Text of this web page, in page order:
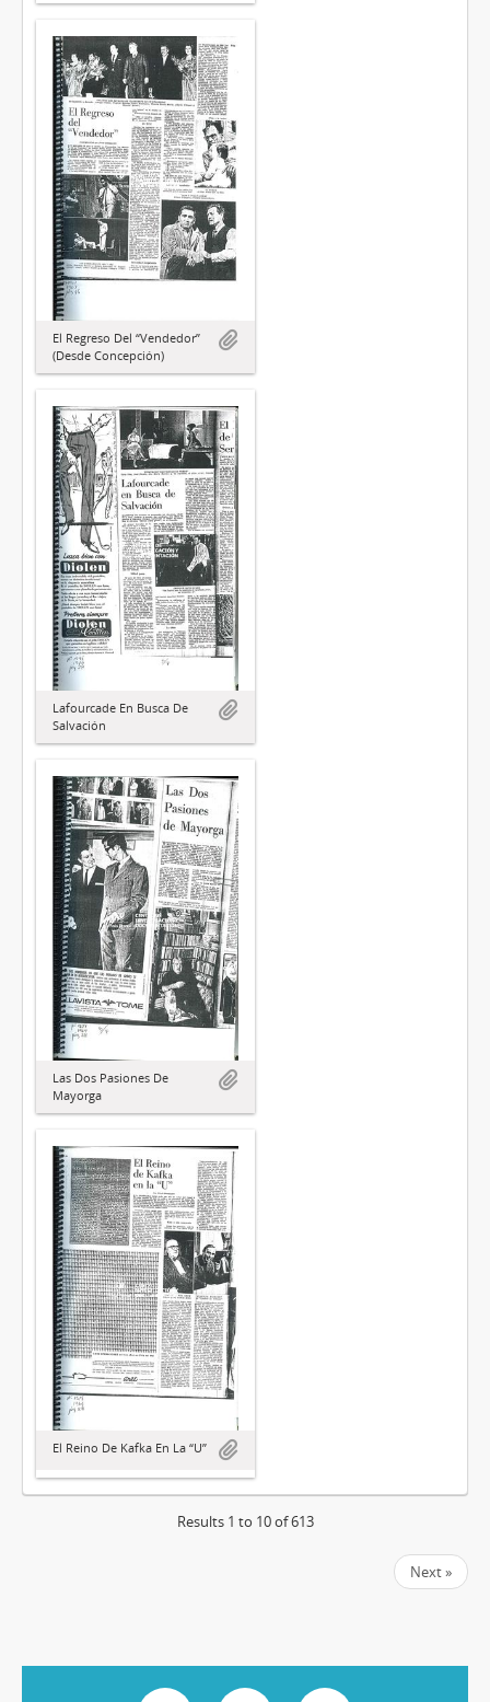
El Regreso Del “Vendedor”
(Desde Concepción)
Lafourcade En Busca De
Salvación
Las Dos Pasiones De
Mayorga
El Reino De Kafka En La “U”
Results 1 to 10 of 613
Next »